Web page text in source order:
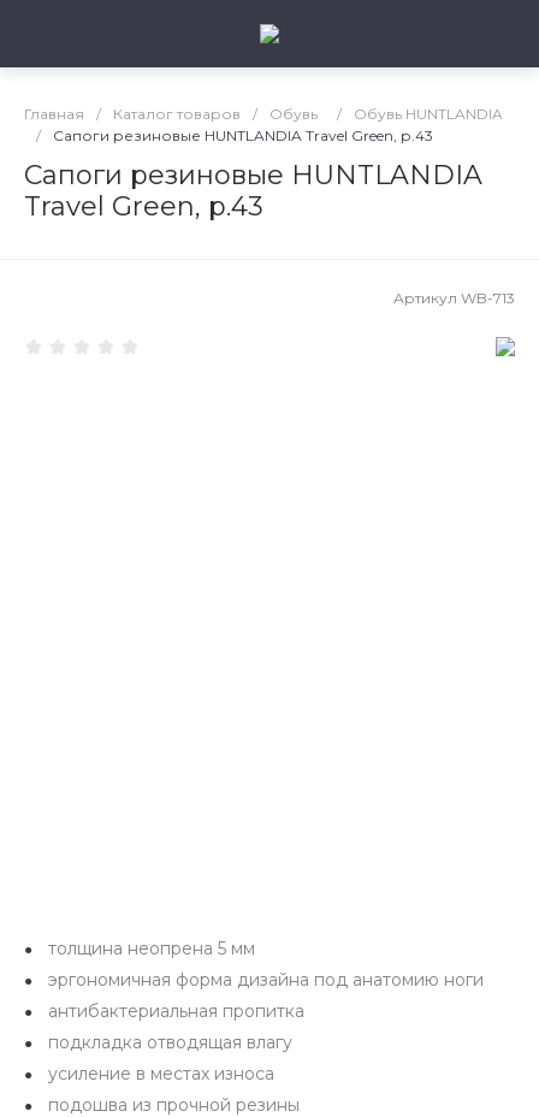
Главная / Каталог товаров / Обувь /
Обувь HUNTLANDIA
/
Сапоги резиновые HUNTLANDIA Travel Green, р.43
Сапоги резиновые HUNTLANDIA
Travel Green, р.43
Артикул WB-713
толщина неопрена 5 мм
эргономичная форма дизайна под анатомию ноги
антибактериальная пропитка
подкладка отводящая влагу
усиление в местах износа
подошва из прочной резины